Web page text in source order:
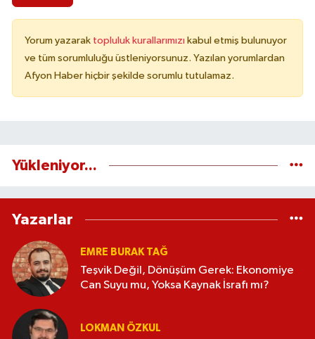
Yorum yazarak topluluk kurallarımızı kabul etmiş bulunuyor
ve tüm sorumluluğu üstleniyorsunuz. Yazılan yorumlardan
Afyon Haber hiçbir şekilde sorumlu tutulamaz.
Yükleniyor...
Yazarlar
EMRE BURAK TAĞ
Teşvik Değil, Dönüşüm Gerek: Ekonomiye
Can Suyu mu, Yoksa Kaynak İsrafı mı?
LOKMAN ÖZKUL